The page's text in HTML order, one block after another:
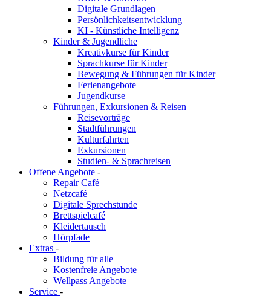
Digitale Grundlagen
Persönlichkeitsentwicklung
KI - Künstliche Intelligenz
Kinder & Jugendliche
Kreativkurse für Kinder
Sprachkurse für Kinder
Bewegung & Führungen für Kinder
Ferienangebote
Jugendkurse
Führungen, Exkursionen & Reisen
Reisevorträge
Stadtführungen
Kulturfahrten
Exkursionen
Studien- & Sprachreisen
Offene Angebote -
Repair Café
Netzcafé
Digitale Sprechstunde
Brettspielcafé
Kleidertausch
Hörpfade
Extras -
Bildung für alle
Kostenfreie Angebote
Wellpass Angebote
Service -